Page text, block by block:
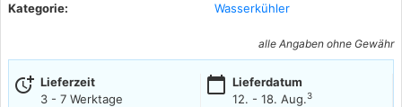
Kategorie:
Wasserkühler
alle Angaben ohne Gewähr
more_time Lieferzeit
3 - 7 Werktage
calendar_today Lieferdatum
12. - 18. Aug.3